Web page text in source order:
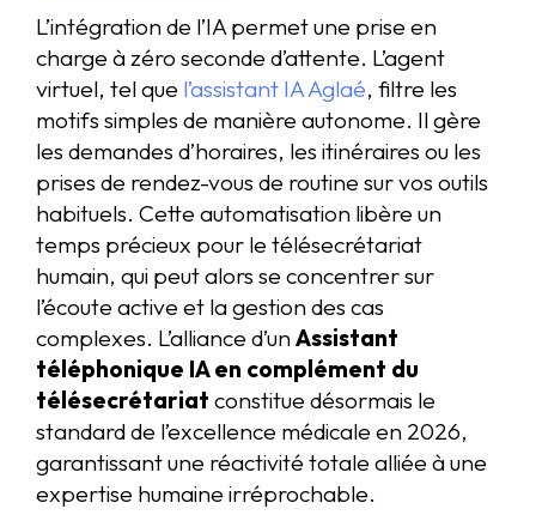
L’intégration de l’IA permet une prise en
charge à zéro seconde d’attente. L’agent
virtuel, tel que l’assistant IA Aglaé, filtre les
motifs simples de manière autonome. Il gère
les demandes d’horaires, les itinéraires ou les
prises de rendez-vous de routine sur vos outils
habituels. Cette automatisation libère un
temps précieux pour le télésecrétariat
humain, qui peut alors se concentrer sur
l’écoute active et la gestion des cas
complexes. L’alliance d’unAssistant
téléphonique IA en complément du
télésecrétariat constitue désormais le
standard de l’excellence médicale en 2026,
garantissant une réactivité totale alliée à une
expertise humaine irréprochable.